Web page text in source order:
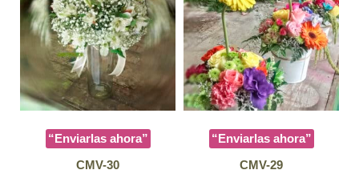
“Enviarlas ahora”
CMV-30
“Enviarlas ahora”
CMV-29